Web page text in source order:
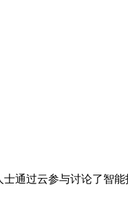
通过云参与讨论了智